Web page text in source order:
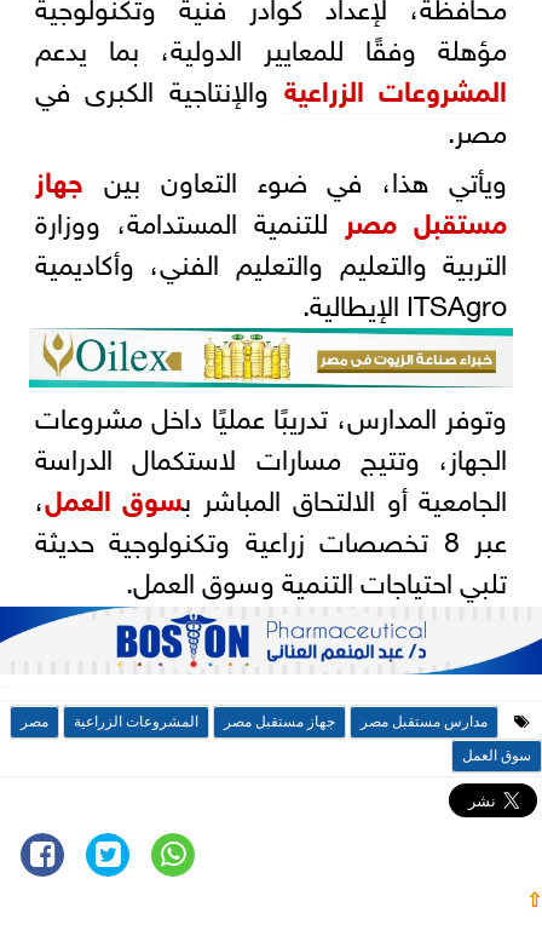
مؤهلة وفقًا للمعايير الدولية، بما يدعم
المشروعات الزراعية والإنتاجية الكبرى في
مصر.
ويأتي هذا، في ضوء التعاون بين جهاز
مستقبل مصرللتنمية المستدامة، ووزارة
التربية والتعليم والتعليم الفني، وأكاديمية
ITSAgro الإيطالية.
وتوفر المدارس، تدريبًا عمليًا داخل مشروعات
الجهاز، وتتيج مسارات لاستكمال الدراسة
الجامعية أو الالتحاق المباشر بسوق العمل،
عبر 8 تخصصات زراعية وتكنولوجية حديثة
تلبي احتياجات التنمية وسوق العمل.
مدارس مستقبل مصر جهاز مستقبل مصر المشروعات الزراعية
مصر
سوق العمل
⇧